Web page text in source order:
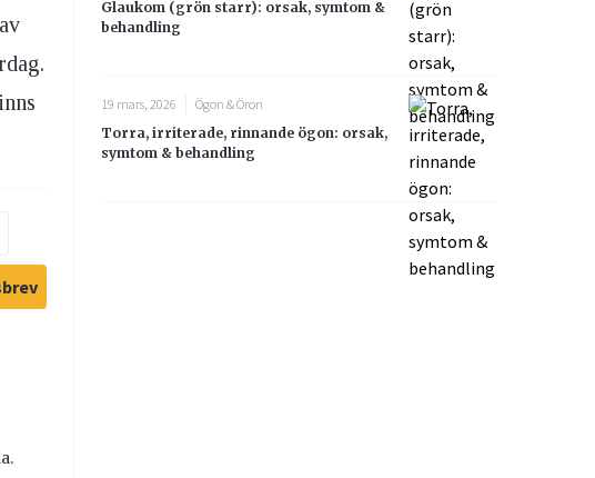
Glaukom (grön starr): orsak, symtom &
behandling
19 mars, 2026
Ögon & Öron
Torra, irriterade, rinnande ögon: orsak,
symtom & behandling